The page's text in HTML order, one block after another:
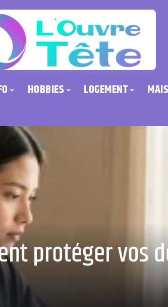
HOBBIES LOGEMENT
protéger vos